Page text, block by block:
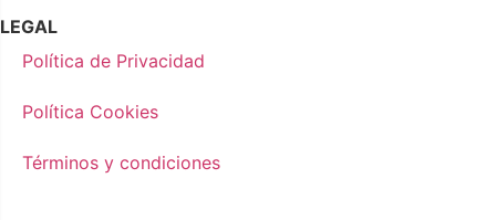
LEGAL
Política de Privacidad
Política Cookies
Términos y condiciones